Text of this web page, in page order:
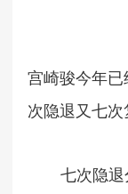
宫崎骏今年已
次隐退又七次
七次隐退